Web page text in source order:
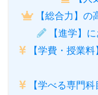
【総合力】
【進学】
【学費・授業
【学べる専門